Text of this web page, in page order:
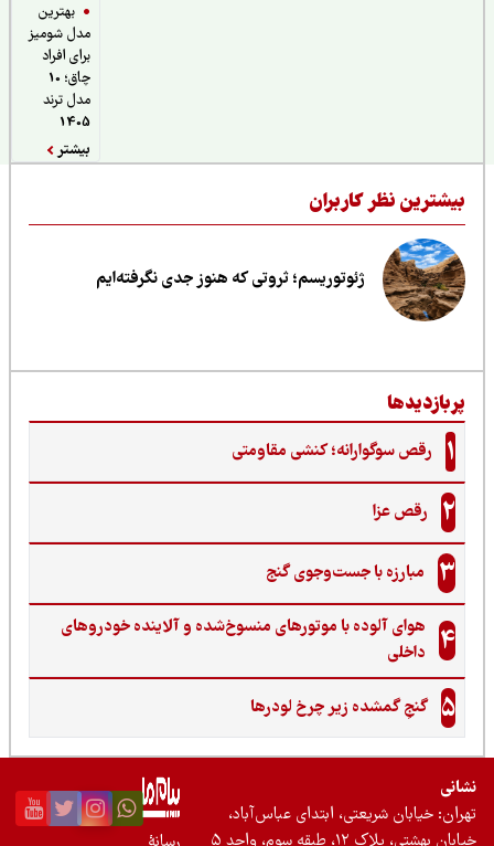
بهترین
مدل شومیز
برای افراد
چاق؛ 10
مدل ترند
نظر کاربران
ژئوتوریسم؛ ثروتی که هنوز جدی نگرفته‌ایم
رقص سوگوارانه؛ کنشی مقاومتی
رقص عزا
مبارزه با جست‌وجوی گنج‌
هوای آلوده با موتورهای منسوخ‌شده و آلاینده خودروهای
داخلی
گنجِ گمشده زیر چرخ لودرها
خیابان شریعتی، ابتدای عباس‌آباد،